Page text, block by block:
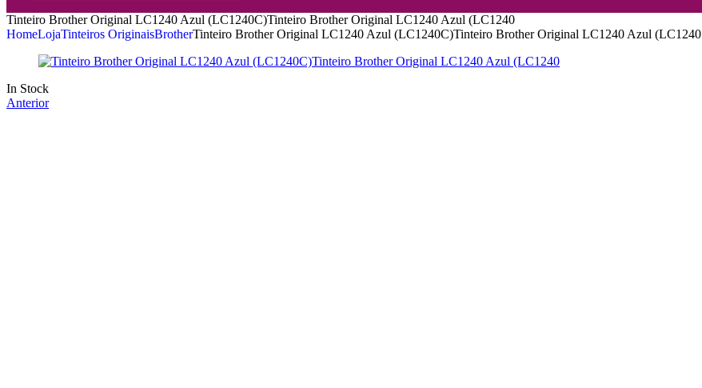
Tinteiro Brother Original LC1240 Azul (LC1240C)Tinteiro Brother Original LC1240 Azul (LC1240
HomeLojaTinteiros OriginaisBrotherTinteiro Brother Original LC1240 Azul (LC1240C)Tinteiro Brother Original LC1240 Azul (LC1240
In Stock
Anterior